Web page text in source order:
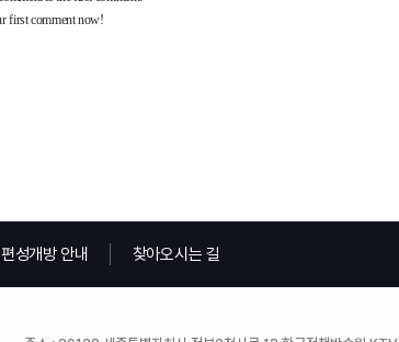
편성개방 안내 찾아오시는 길